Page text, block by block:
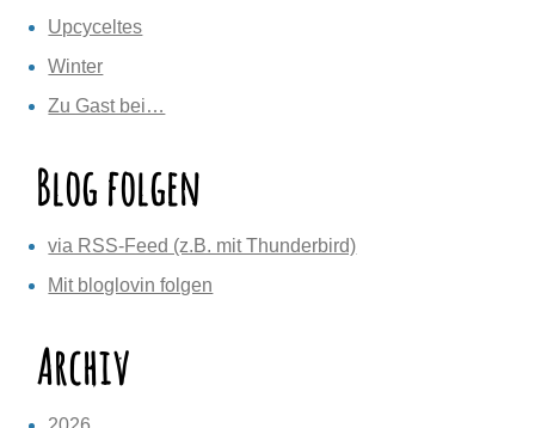
Upcyceltes
Winter
Zu Gast bei…
Blog folgen
via RSS-Feed (z.B. mit Thunderbird)
Mit bloglovin folgen
Archiv